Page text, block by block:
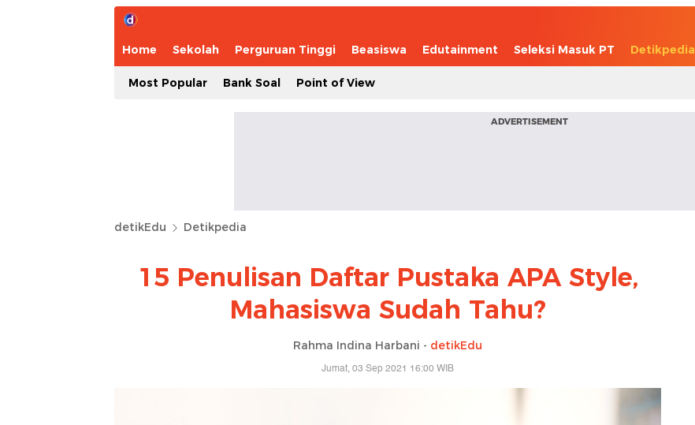
Home Sekolah Perguruan Tinggi Beasiswa Edutainment Seleksi Masuk PT Detikpedia
Most Popular Bank Soal Point of View
ADVERTISEMENT
detikEdu Detikpedia
15 Penulisan Daftar Pustaka APA Style,
Mahasiswa Sudah Tahu?
Rahma Indina Harbani - detikEdu
Jumat, 03 Sep 2021 16:00 WIB